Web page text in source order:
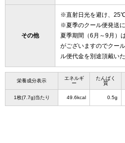
その他
※直射日光を避け、25℃
※夏季のクール便発送
夏季期間（6月～9月）
がございますのでクー
ル便代金を別途頂戴いた
栄養成分表示
エネルギ
ー
たんぱく
質
1枚(7.7g)当たり 49.6kcal 0.5g